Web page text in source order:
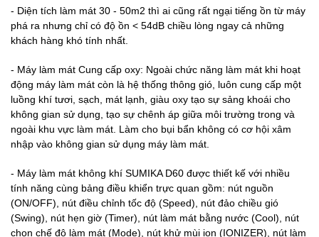
- Diện tích làm mát 30 - 50m2 thì ai cũng rất ngại tiếng ồn từ máy
phá ra nhưng chỉ có độ ồn < 54dB chiều lòng ngay cả những
khách hàng khó tính nhất.
- Máy làm mát Cung cấp oxy: Ngoài chức năng làm mát khi hoạt
động máy làm mát còn là hệ thống thông gió, luôn cung cấp một
luồng khí tươi, sạch, mát lạnh, giàu oxy tạo sự sảng khoái cho
không gian sử dụng, tạo sự chênh áp giữa môi trường trong và
ngoài khu vực làm mát. Làm cho bụi bẩn không có cơ hội xâm
nhập vào không gian sử dụng máy làm mát.
- Máy làm mát không khí SUMIKA D60 được thiết kế với nhiều
tính năng cùng bảng điều khiển trực quan gồm: nút nguồn
(ON/OFF), nút điều chỉnh tốc độ (Speed), nút đảo chiều gió
(Swing), nút hẹn giờ (Timer), nút làm mát bằng nước (Cool), nút
chọn chế độ làm mát (Mode), nút khử mùi ion (IONIZER), nút làm